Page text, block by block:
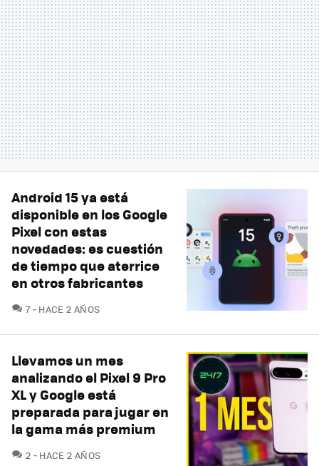
Android 15 ya está
disponible en los Google
Pixel con estas
novedades: es cuestión
de tiempo que aterrice
en otros fabricantes
7COMENTARIOS
HACE 2 AÑOS
Llevamos un mes
analizando el Pixel 9 Pro
XL y Google está
preparada para jugar en
la gama más premium
2 COMENTARIOS
HACE 2 AÑOS